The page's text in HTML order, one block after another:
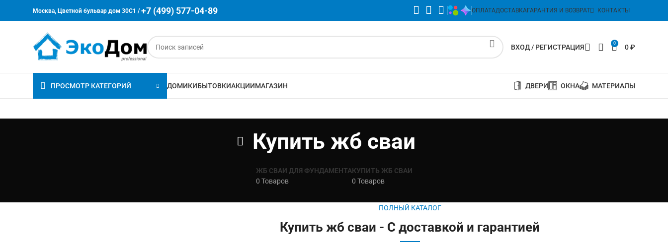
Москва, Цветной бульвар дом 30C1 / +7 (499) 577-04-89 ОПЛАТАДОСТАВКАГАРАНТИЯ И ВОЗВРАТ КОНТАКТЫ
ВХОД / РЕГИСТРАЦИЯ 0 0₽
ПРОСМОТР КАТЕГОРИЙ ДОМИКИБЫТОВКИАКЦИИМАГАЗИН ДВЕРИ ОКНА МАТЕРИАЛЫ
Купить жб сваи
ЖБ СВАИ ДЛЯ ФУНДАМЕНТА
0 Товаров
КУПИТЬ ЖБ СВАИ
0 Товаров
ПОЛНЫЙ КАТАЛОГ
Купить жб сваи - С доставкой и гарантией